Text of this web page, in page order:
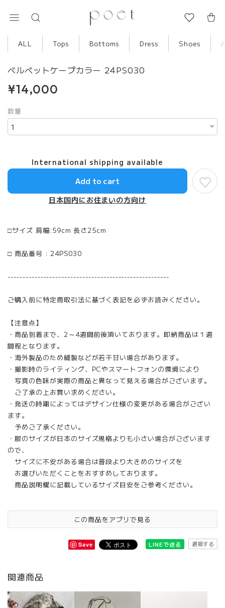
ALL Tops Bottoms Dress Shoes
ベルベットケープカラー 24PS030
¥14,000
数量
International shipping available
Add to cart
日本国内にお住まいの方向け
□サイズ 肩幅:59cm 長さ25cm
□ 商品番号 : 24PS030
------------------------------------------------------
ご購入前に特定商取引法に基づく表記を必ずお読みください。
【注意点】
・商品到着まで、2～4週間前後頂いております。即納商品は１週
間程となります。
・海外製品のため縫製などが若干甘い場合があります。
・撮影時のライティング、PCやスマートフォンの環境により
写真の色味が実際の商品と異なって見える場合がございます。
ご了承の上お買い求めください。
・発送の時期によってはデザイン仕様の変更がある場合がござい
ます。
予めご了承ください。
・服のサイズが日本のサイズ規格よりも小さい場合がございます
ので、
サイズに不安がある場合は普段より大きめのサイズを
お選びいただくことをおすすめしております。
商品説明欄に記載しているサイズ目安をご参考ください。
この商品をアプリで見る
Save LINEで送る 通報する
関連商品